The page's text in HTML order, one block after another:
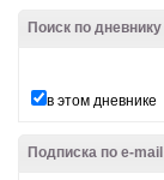
Поиск по дневнику
в этом дневнике
Подписка по e-mail